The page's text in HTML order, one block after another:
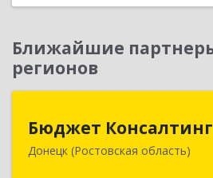
Ближайшие
регионов
Бюджет Консалтинг
Донецк (Ростовская область)
346338, Ростовская